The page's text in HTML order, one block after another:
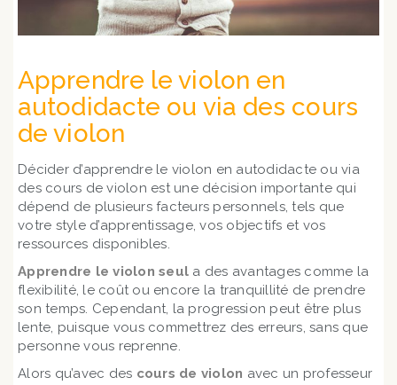
Apprendre le violon en
autodidacte ou via des cours
de violon
Décider d’apprendre le violon en autodidacte ou via
des cours de violon est une décision importante qui
dépend de plusieurs facteurs personnels, tels que
votre style d’apprentissage, vos objectifs et vos
ressources disponibles.
Apprendre le violon seul a des avantages comme la
flexibilité, le coût ou encore la tranquillité de prendre
son temps. Cependant, la progression peut être plus
lente, puisque vous commettrez des erreurs, sans que
personne vous reprenne.
Alors qu’avec des cours de violon avec un professeur